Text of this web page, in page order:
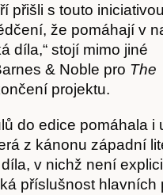
Kontakt
přišli s touto
že pomáhají v
díla,“ stojí mimo jiné
& Noble pro The
projektu.
do edice pomáhala i
z kánonu západní
v nichž není
příslušnost hlavních